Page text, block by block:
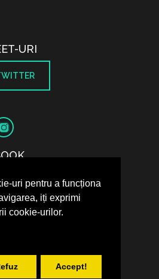
uri pentru a funcționa
iți exprimi
cookie-urilor.
Accept!
URI